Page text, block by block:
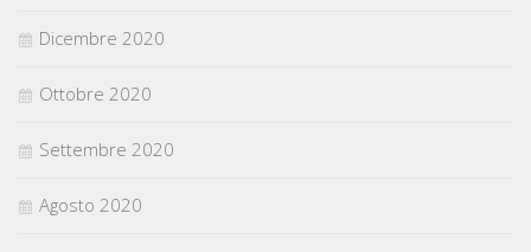
Dicembre 2020
Ottobre 2020
Settembre 2020
Agosto 2020